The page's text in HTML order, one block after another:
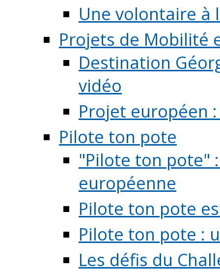
Une volontaire à
Projets de Mobilité
Destination
vidéo
Projet européen
Pilote ton pote
"Pilote ton pote"
européenne
Pilote ton pote
Pilote ton pote :
Les défis du